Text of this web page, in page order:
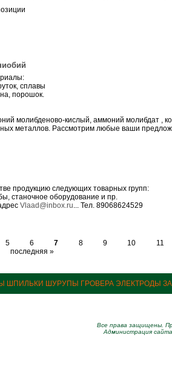
сплавы
порошок.
молибденово-кислый, аммоний молибдат ,
металлов. Рассмотрим любые ваши
продукцию следующих товарных групп:
станочное оборудование и пр.
Vlaad@inbox.ru... Тел. 89068624529
5 6 7 8 9 10 11
последняя »
ШУРУПЫ ГРОВЕРА ЭЛЕКТРОДЫ
Все права защищены.
Администрация